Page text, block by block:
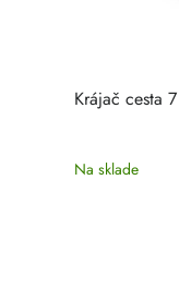
Krájač cesta
Na sklade